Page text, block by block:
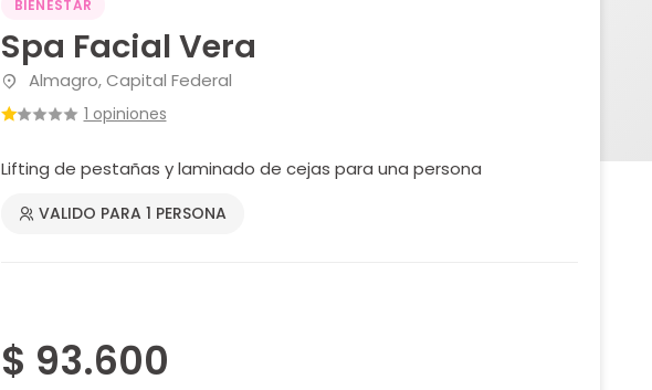
BIENESTAR
Spa Facial Vera
Almagro, Capital Federal
1 opiniones
Lifting de pestañas y laminado de cejas para una persona
VALIDO PARA 1 PERSONA
$ 93.600